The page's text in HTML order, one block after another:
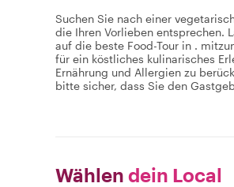
Suchen Sie nach einer
die Ihren Vorlieben entsprechen.
auf die beste Food-Tour in .
für ein köstliches kulinarisches
Ernährung und Allergien zu
bitte sicher, dass Sie den
Wählen dein Local